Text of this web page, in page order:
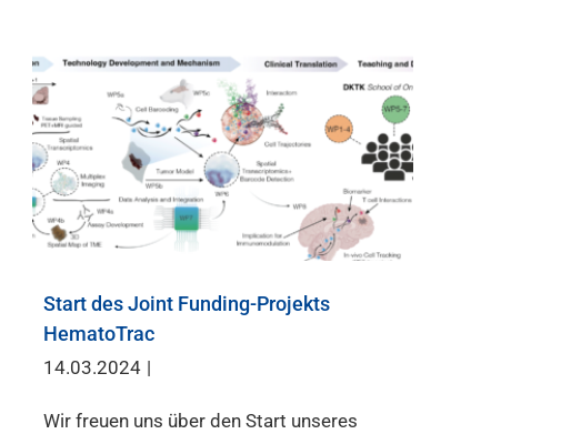
Start des Joint Funding-Projekts
HematoTrac
14.03.2024 |
Wir freuen uns über den Start unseres